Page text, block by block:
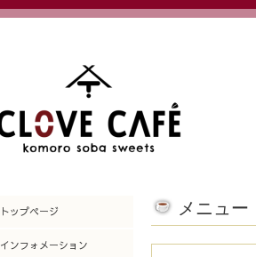
メニュー
トップページ
インフォメーション